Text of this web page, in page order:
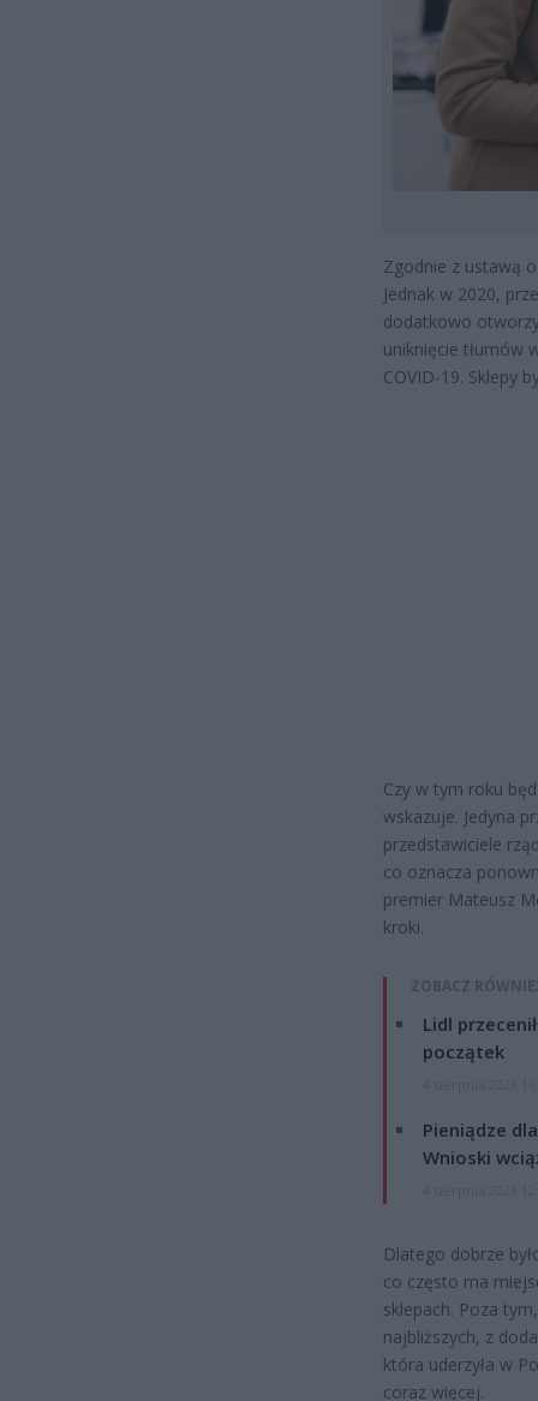
Zgodnie z ustawą
Jednak w 2020,
dodatkowo
uniknięcie tłumów
COVID-19. Sklepy
Czy w tym roku
wskazuje. Jedyna
przedstawiciele
co oznacza
premier Mateusz
kroki.
ZOBACZ
Lidl
początek
Pieniądze
Wnioski
Dlatego dobrze
co często ma
sklepach. Poza
najbliższych, z
która uderzyła w
coraz więcej.